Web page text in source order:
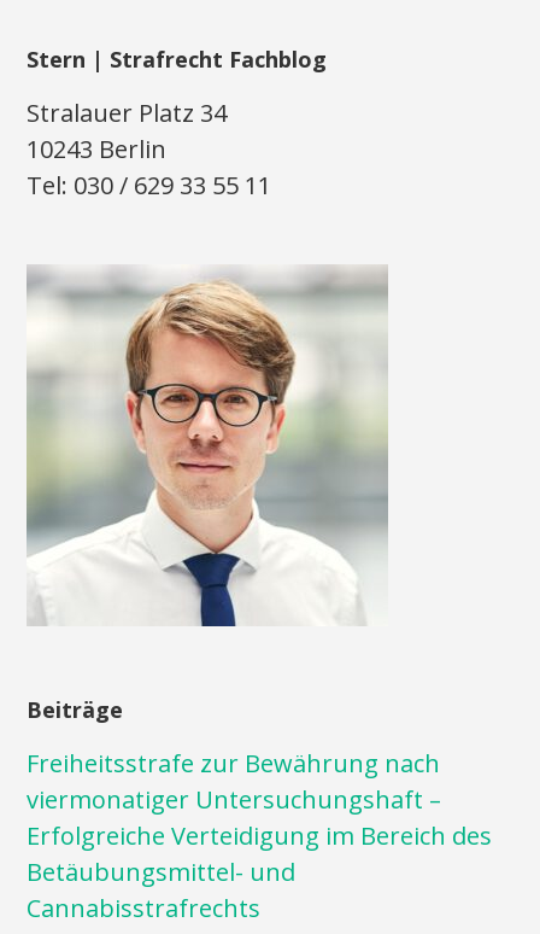
Stern | Strafrecht Fachblog
Stralauer Platz 34
10243 Berlin
Tel: 030 / 629 33 55 11
Beiträge
Freiheitsstrafe zur Bewährung nach
viermonatiger Untersuchungshaft –
Erfolgreiche Verteidigung im Bereich des
Betäubungsmittel- und
Cannabisstrafrechts